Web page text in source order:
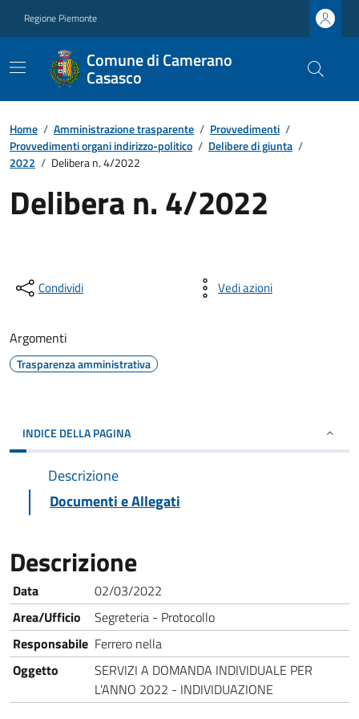
Regione Piemonte
Comune di Camerano
Casasco
Home / Amministrazione trasparente / Provvedimenti /
Provvedimenti organi indirizzo-politico / Delibere di giunta /
2022 / Delibera n. 4/2022
Delibera n. 4/2022
Condividi Vedi azioni
Argomenti
Trasparenza amministrativa
INDICE DELLA PAGINA
Descrizione
Documenti e Allegati
Descrizione
Data
02/03/2022
Area/Ufficio
Segreteria - Protocollo
Responsabile Ferrero nella
Oggetto
SERVIZI A DOMANDA INDIVIDUALE PER
L’ANNO 2022 - INDIVIDUAZIONE